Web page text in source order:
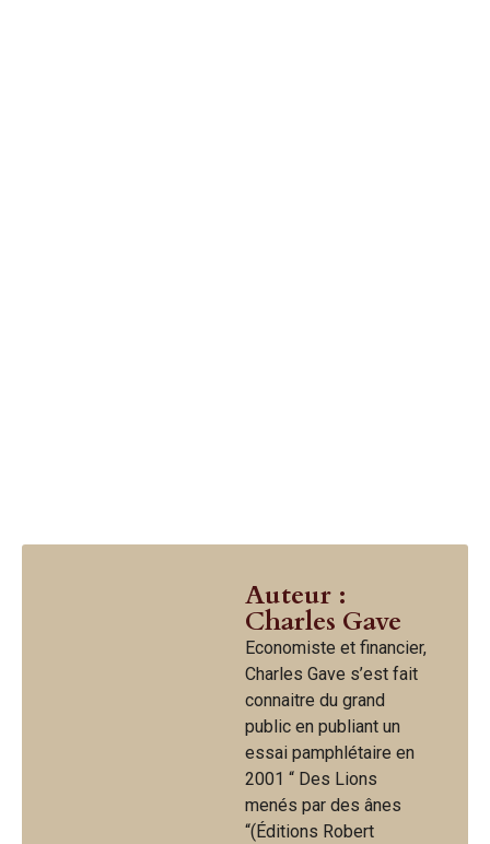
Auteur :
Charles Gave
Economiste et financier,
Charles Gave s’est fait
connaitre du grand
public en publiant un
essai pamphlétaire en
2001 “ Des Lions
menés par des ânes
“(Éditions Robert